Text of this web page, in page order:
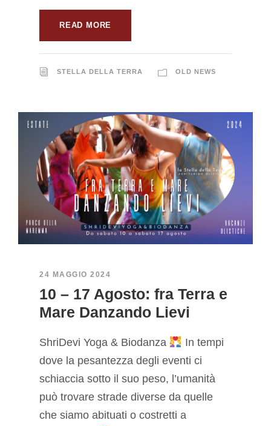
READ MORE
STELLA DELLA TERRA OLD NEWS
24 MAGGIO 2024
10 – 17 Agosto: fra Terra e
Mare Danzando Lievi
ShriDevi Yoga & Biodanza
In tempi
dove la pesantezza degli eventi ci
schiaccia sotto il suo peso, l’umanità
può trovare strade diverse da quelle
che siamo abituati o costretti a